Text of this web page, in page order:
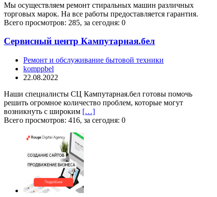
Мы осуществляем ремонт стиральных машин различных
торговых марок. На все работы предоставляется гарантия.
Всего просмотров: 285, за сегодня: 0
Сервисный центр Кампутарная.бел
Ремонт и обслуживание бытовой техники
komppbel
22.08.2022
Наши специалисты СЦ Кампутарная.бел готовы помочь
решить огромное количество проблем, которые могут
возникнуть с широким […]
Всего просмотров: 416, за сегодня: 0